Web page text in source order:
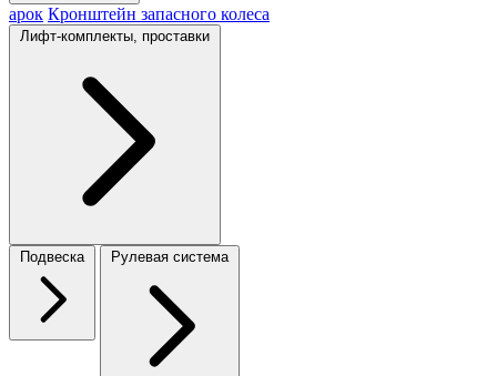
арок Кронштейн запасного колеса
Лифт-комплекты, проставки
Подвеска Рулевая система